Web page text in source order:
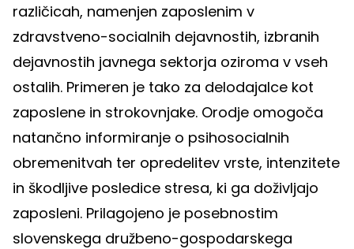
različicah, namenjen zaposlenim v
zdravstveno-socialnih dejavnostih, izbranih
dejavnostih javnega sektorja oziroma v vseh
ostalih. Primeren je tako za delodajalce kot
zaposlene in strokovnjake. Orodje omogoča
natančno informiranje o psihosocialnih
obremenitvah ter opredelitev vrste, intenzitete
in škodljive posledice stresa, ki ga doživljajo
zaposleni. Prilagojeno je posebnostim
slovenskega družbeno-gospodarskega